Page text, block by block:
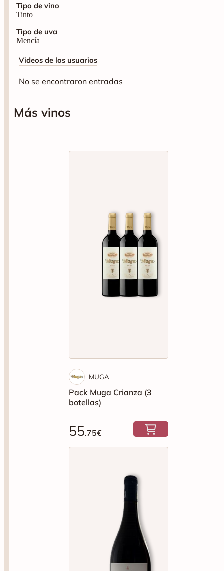
Tipo de vino
Tinto
Tipo de uva
Mencía
Videos de los usuarios
No se encontraron entradas
Más vinos
MUGA
Pack Muga Crianza (3
botellas)
55.75€